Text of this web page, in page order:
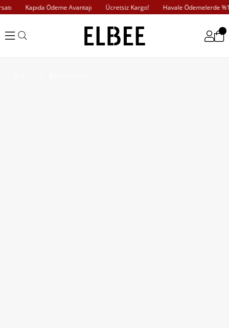
Kapıda Ödeme Avantajı Ücretsiz Kargo! Havale Ödemelerde